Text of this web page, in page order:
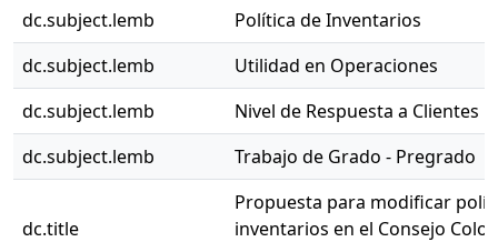
dc.subject.lemb
Política de Inventarios
dc.subject.lemb
Utilidad en Operaciones
dc.subject.lemb
Nivel de Respuesta a Clientes
dc.subject.lemb
Trabajo de Grado - Pregrado
dc.title
Propuesta para modificar
inventarios en el Consejo